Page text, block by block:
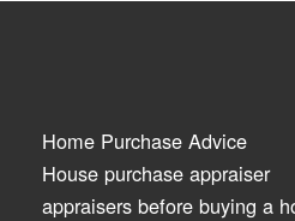
Home Purchase Advice
House purchase appraiser
appraisers before buying a